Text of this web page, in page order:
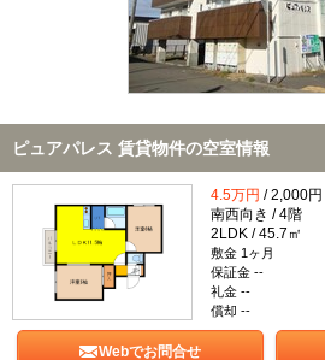
ピュアパレス 賃貸物件の空室情報
4.5万円 / 2,000円
南西向き / 4階
2LDK / 45.7㎡
敷金 1ヶ月
保証金 --
礼金 --
償却 --
Webでお問合せ